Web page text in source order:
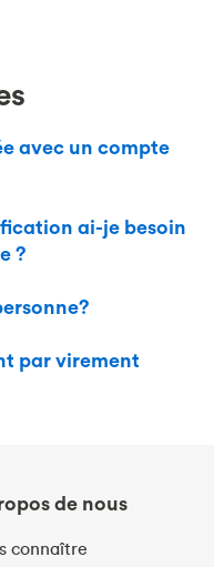
avec un compte
ai-je besoin
?
par virement
de nous
connaître